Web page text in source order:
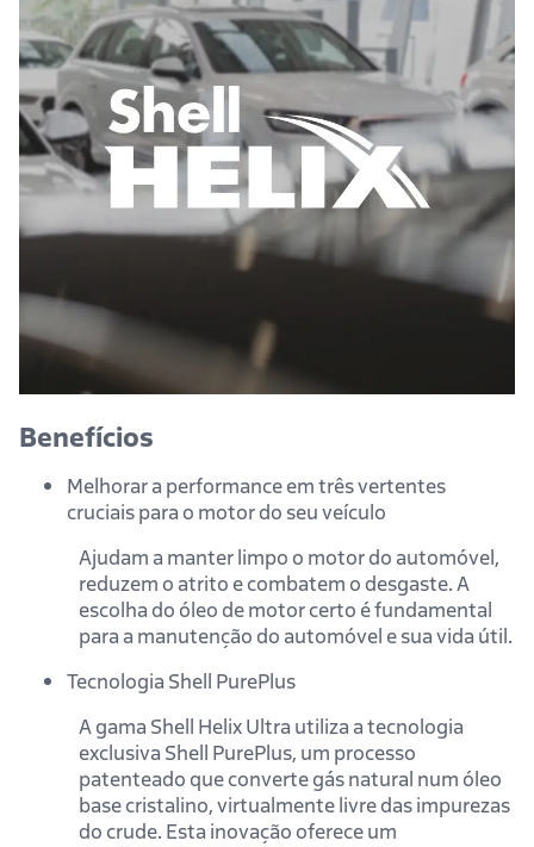
Benefícios
Melhorar a performance em três vertentes
cruciais para o motor do seu veículo
Ajudam a manter limpo o motor do automóvel,
reduzem o atrito e combatem o desgaste. A
escolha do óleo de motor certo é fundamental
para a manutenção do automóvel e sua vida útil.
Tecnologia Shell PurePlus
A gama Shell Helix Ultra utiliza a tecnologia
exclusiva Shell PurePlus, um processo
patenteado que converte gás natural num óleo
base cristalino, virtualmente livre das impurezas
do crude. Esta inovação oferece um